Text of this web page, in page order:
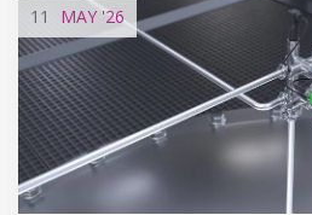
11 MAY'26